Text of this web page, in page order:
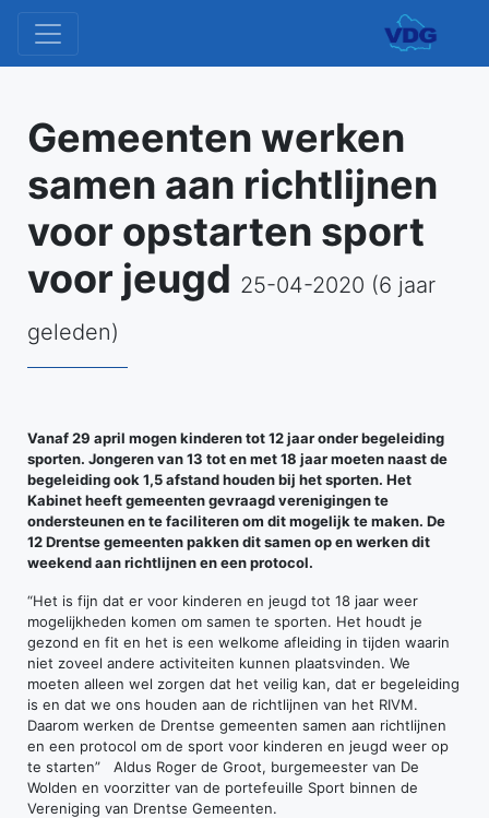
Gemeenten werken
samen aan richtlijnen
voor opstarten sport
voor jeugd 25-04-2020 (6 jaar
geleden)
Vanaf 29 april mogen kinderen tot 12 jaar onder begeleiding
sporten. Jongeren van 13 tot en met 18 jaar moeten naast de
begeleiding ook 1,5 afstand houden bij het sporten. Het
Kabinet heeft gemeenten gevraagd verenigingen te
ondersteunen en te faciliteren om dit mogelijk te maken. De
12 Drentse gemeenten pakken dit samen op en werken dit
weekend aan richtlijnen en een protocol.
“Het is fijn dat er voor kinderen en jeugd tot 18 jaar weer
mogelijkheden komen om samen te sporten. Het houdt je
gezond en fit en het is een welkome afleiding in tijden waarin
niet zoveel andere activiteiten kunnen plaatsvinden. We
moeten alleen wel zorgen dat het veilig kan, dat er begeleiding
is en dat we ons houden aan de richtlijnen van het RIVM.
Daarom werken de Drentse gemeenten samen aan richtlijnen
en een protocol om de sport voor kinderen en jeugd weer op
te starten” Aldus Roger de Groot, burgemeester van De
Wolden en voorzitter van de portefeuille Sport binnen de
Vereniging van Drentse Gemeenten.